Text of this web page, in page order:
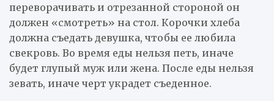
переворачивать и отрезанной стороной он
должен «смотреть» на стол. Корочки хлеба
должна съедать девушка, чтобы ее любила
свекровь. Во время еды нельзя петь, иначе
будет глупый муж или жена. После еды нельзя
зевать, иначе черт украдет съеденное.